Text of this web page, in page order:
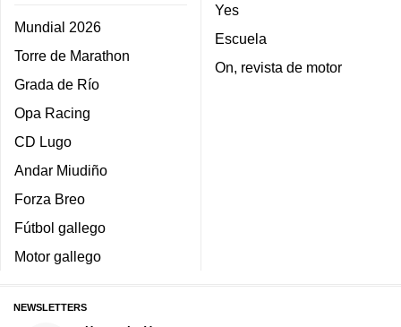
Mundial 2026
Torre de Marathon
Grada de Río
Opa Racing
CD Lugo
Andar Miudiño
Forza Breo
Fútbol gallego
Motor gallego
Yes
Escuela
On, revista de motor
NEWSLETTERS